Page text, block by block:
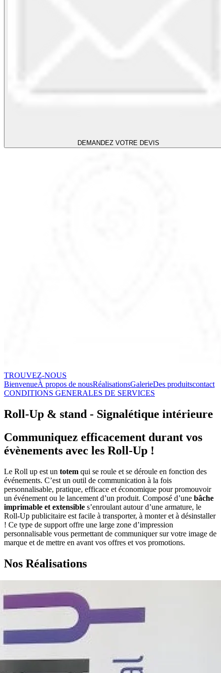
DEMANDEZ VOTRE DEVIS
TROUVEZ-NOUS
BienvenueÀ propos de nousRéalisationsGalerieDes produitscontact
CONDITIONS GENERALES DE SERVICES
Roll-Up & stand - Signalétique intérieure
Communiquez efficacement durant vos
évènements avec les Roll-Up !
Le Roll up est un totem qui se roule et se déroule en fonction des
événements. C’est un outil de communication à la fois
personnalisable, pratique, efficace et économique pour promouvoir
un événement ou le lancement d’un produit. Composé d’une bâche
imprimable et extensible s’enroulant autour d’une armature, le
Roll-Up publicitaire est facile à transporter, à monter et à désinstaller
! Ce type de support offre une large zone d’impression
personnalisable vous permettant de communiquer sur votre image de
marque et de mettre en avant vos offres et vos promotions.
Nos Réalisations